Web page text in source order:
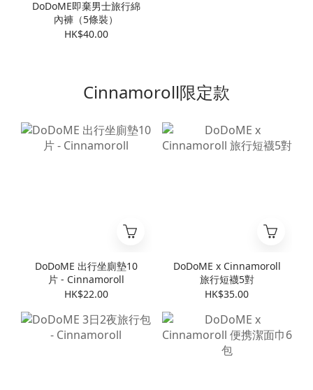
DoDoME即棄男士旅行綿
內褲（5條裝）
HK$40.00
Cinnamoroll限定款
DoDoME 出行坐廁墊10
片 - Cinnamoroll
HK$22.00
DoDoME x Cinnamoroll
旅行短襪5對
HK$35.00